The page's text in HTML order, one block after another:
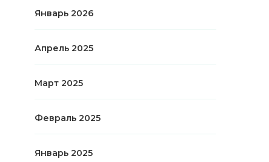
Январь 2026
Апрель 2025
Март 2025
Февраль 2025
Январь 2025